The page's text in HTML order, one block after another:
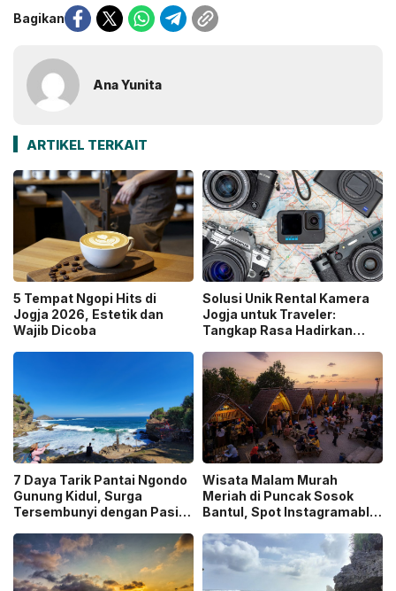
Bagikan
Ana Yunita
ARTIKEL TERKAIT
5 Tempat Ngopi Hits di
Jogja 2026, Estetik dan
Wajib Dicoba
Solusi Unik Rental Kamera
Jogja untuk Traveler:
Tangkap Rasa Hadirkan
7 Daya Tarik Pantai Ngondo
Gunung Kidul, Surga
Tersembunyi dengan Pasir
Wisata Malam Murah
Meriah di Puncak Sosok
Bantul, Spot Instagramable